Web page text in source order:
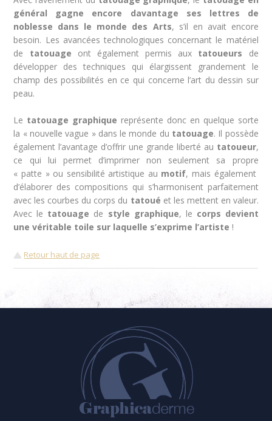
général gagne encore davantage ses lettres de
noblesse dans le monde des Arts, s’il en avait encore
besoin. Les avancées technologiques concernant le matériel
de tatouage ont également permis aux tatoueurs de
développer des techniques qui élargissent grandement le
champ des possibilités en ce qui concerne l’art du dessin sur
peau.
Le tatouage graphique représente donc en quelque sorte
la « nouvelle vague » dans le monde du tatouage. Il possède
également l’avantage d’offrir une grande liberté au tatoueur,
ce qui lui permet d’imprimer non seulement sa propre
« patte » ou sensibilité artistique au motif, mais également
d’élaborer des compositions qui s’harmonisent parfaitement
avec les courbes du corps du tatoué et les mettent en valeur.
Avec le tatouage de style graphique, le corps devient
une véritable toile sur laquelle s’exprime l’artiste !
Retour haut de page